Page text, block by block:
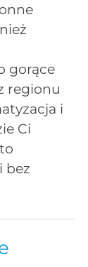
gorące
regionu
i
Ci
bez